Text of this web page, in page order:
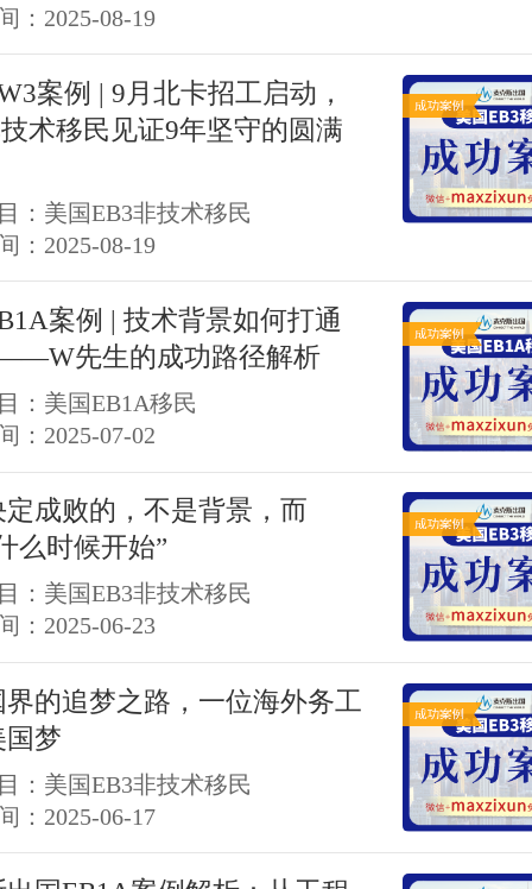
：2025-08-19
案例 | 9月北卡招工启动，
术移民见证9年坚守的圆满
：美国EB3非技术移民
：2025-08-19
案例 | 技术背景如何打通
先生的成功路径解析
：美国EB1A移民
：2025-07-02
定成败的，不是背景，而
么时候开始”
：美国EB3非技术移民
：2025-06-23
界的追梦之路，一位海外务工
国梦
：美国EB3非技术移民
：2025-06-17